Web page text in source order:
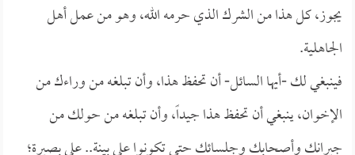
يجوز، كل هذا من الشرك الذي حرمه الله، وهو من عمل أهل
الجاهلية.
فينبغي لك -أيها السائل- أن تحفظ هذا، وأن تبلغه من وراءك من
الإخوان، ينبغي أن تحفظ هذا جيداً، وأن تبلغه من حولك من